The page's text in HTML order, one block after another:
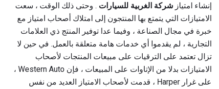
إنشاء امتياز شركة الغربية للسيارات . وحتى ذلك الوقت ، سعت
الامتيازات التي يتمتع بها المنتجون إلى امتلاك أصحاب امتياز مع
خبرة في مجال الصناعة ، وفيما عدا توفير المنتج ذي العلامات
التجارية ، لم يقدموا أي خدمات هامة متعلقة بالعمل. في حين لا
تزال تعتمد على الترقيات على مبيعات المنتجات لأصحاب
الامتيازات بدلا من الإتاوات على المبيعات ، فإن Western Auto ،
على غرار Harper ، قدمت لأصحاب الامتياز العديد من نفس